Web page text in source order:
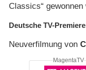
Classics“ gewonnen
Deutsche TV-Premiere
Neuverfilmung von
MagentaTV